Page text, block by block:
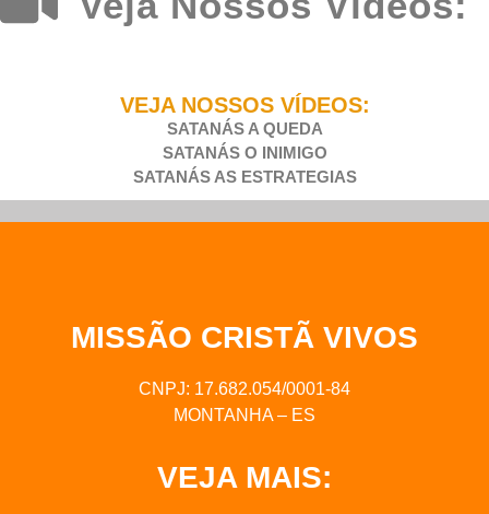
VEJA NOSSOS VÍDEOS:
SATANÁS A QUEDA
SATANÁS O INIMIGO
SATANÁS AS ESTRATEGIAS
MISSÃO CRISTÃ VIVOS
CNPJ: 17.682.054/0001-84
MONTANHA – ES
VEJA MAIS: